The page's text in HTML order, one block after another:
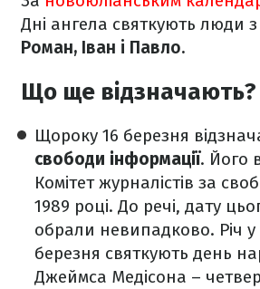
Дні ангела святкують люди
Роман, Іван і Павло.
Що ще відзначають?
Щороку 16 березня
свободи інформації. Його
Комітет журналістів за
1989 році. До речі, дату
обрали невипадково. Річ у
березня святкують день
Джеймса Медісона –